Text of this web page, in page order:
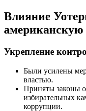
Влияние
американскую
Укрепление
Были усилены
властью.
Приняты законы
избирательных
коррупции.